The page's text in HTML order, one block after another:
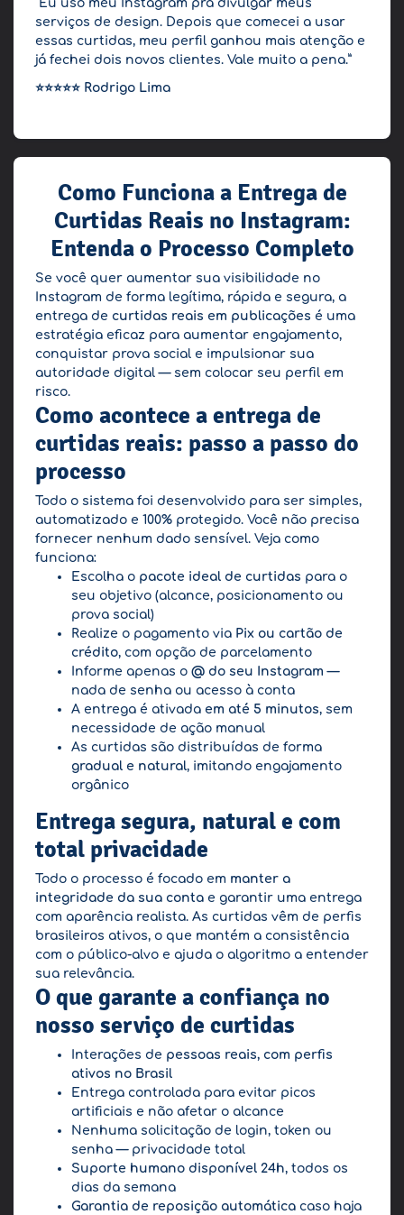
“Eu uso meu Instagram pra divulgar meus
serviços de design. Depois que comecei a usar
essas curtidas, meu perfil ganhou mais atenção e
já fechei dois novos clientes. Vale muito a pena.”
⭐⭐⭐⭐⭐ Rodrigo Lima
Como Funciona a Entrega de
Curtidas Reais no Instagram:
Entenda o Processo Completo
Se você quer aumentar sua visibilidade no
Instagram de forma legítima, rápida e segura, a
entrega de curtidas reais em publicações é uma
estratégia eficaz para aumentar engajamento,
conquistar prova social e impulsionar sua
autoridade digital — sem colocar seu perfil em
risco.
Como acontece a entrega de
curtidas reais: passo a passo do
processo
Todo o sistema foi desenvolvido para ser simples,
automatizado e 100% protegido. Você não precisa
fornecer nenhum dado sensível. Veja como
funciona:
Escolha o pacote ideal de curtidas para o
seu objetivo (alcance, posicionamento ou
prova social)
Realize o pagamento via Pix ou cartão de
crédito, com opção de parcelamento
Informe apenas o @ do seu Instagram —
nada de senha ou acesso à conta
A entrega é ativada em até 5 minutos, sem
necessidade de ação manual
As curtidas são distribuídas de forma
gradual e natural, imitando engajamento
orgânico
Entrega segura, natural e com
total privacidade
Todo o processo é focado em manter a
integridade da sua conta e garantir uma entrega
com aparência realista. As curtidas vêm de perfis
brasileiros ativos, o que mantém a consistência
com o público-alvo e ajuda o algoritmo a entender
sua relevância.
O que garante a confiança no
nosso serviço de curtidas
Interações de pessoas reais, com perfis
ativos no Brasil
Entrega controlada para evitar picos
artificiais e não afetar o alcance
Nenhuma solicitação de login, token ou
senha — privacidade total
Suporte humano disponível 24h, todos os
dias da semana
Garantia de reposição automática caso haja